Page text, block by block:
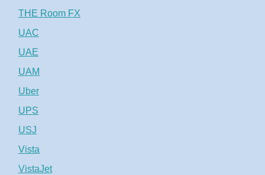
THE Room FX
UAC
UAE
UAM
Uber
UPS
USJ
Vista
VistaJet